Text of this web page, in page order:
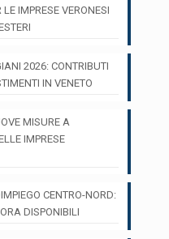
LE IMPRESE VERONESI
2026: CONTRIBUTI
IN VENETO
MISURE A
IMPRESE
CENTRO-NORD:
DISPONIBILI